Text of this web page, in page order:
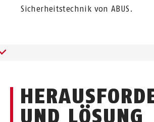
Sicherheitstechnik von ABUS.
UND LÖSUNG